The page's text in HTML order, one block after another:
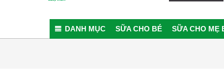
Baby-
mum
DANH MỤC SỮA CHO BÉ SỮA CHO MẸ